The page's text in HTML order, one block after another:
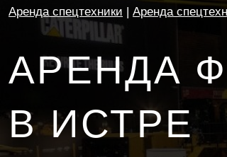
Аренда спецтехники Аренда
АРЕНДА
В ИСТРЕ